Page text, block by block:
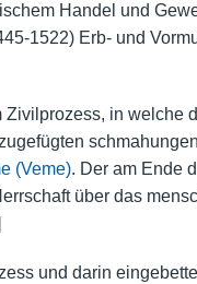
Handel und
1522) Erb- und
Zivilprozess, in welche
(Veme). Der am Ende
über das
und darin